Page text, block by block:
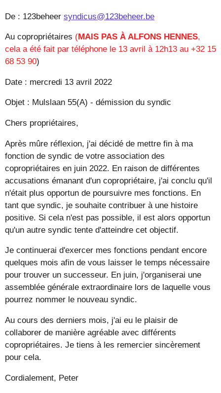
De : 123beheer syndicus@123beheer.be
Au copropriétaires (MAIS PAS À ALFONS HENNES,
cela a été fait par téléphone le 13 avril à 12h13 au +32 15
68 53 90)
Date : mercredi 13 avril 2022
Objet : Mulslaan 55(A) - démission du syndic
Chers propriétaires,
Après mûre réflexion, j'ai décidé de mettre fin à ma
fonction de syndic de votre association des
copropriétaires en juin 2022. En raison de différentes
accusations émanant d'un copropriétaire, j'ai conclu qu'il
n'était plus opportun de poursuivre mes fonctions. En
tant que syndic, je souhaite contribuer à une histoire
positive. Si cela n'est pas possible, il est alors opportun
qu'un autre syndic tente d'atteindre cet objectif.
Je continuerai d'exercer mes fonctions pendant encore
quelques mois afin de vous laisser le temps nécessaire
pour trouver un successeur. En juin, j'organiserai une
assemblée générale extraordinaire lors de laquelle vous
pourrez nommer le nouveau syndic.
Au cours des derniers mois, j'ai eu le plaisir de
collaborer de manière agréable avec différents
copropriétaires. Je tiens à les remercier sincèrement
pour cela.
Cordialement, Peter